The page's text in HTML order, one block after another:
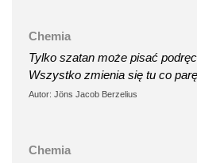
Chemia
Tylko szatan może pisać
Wszystko zmienia się tu co
Autor: Jöns Jacob Berzelius
Chemia